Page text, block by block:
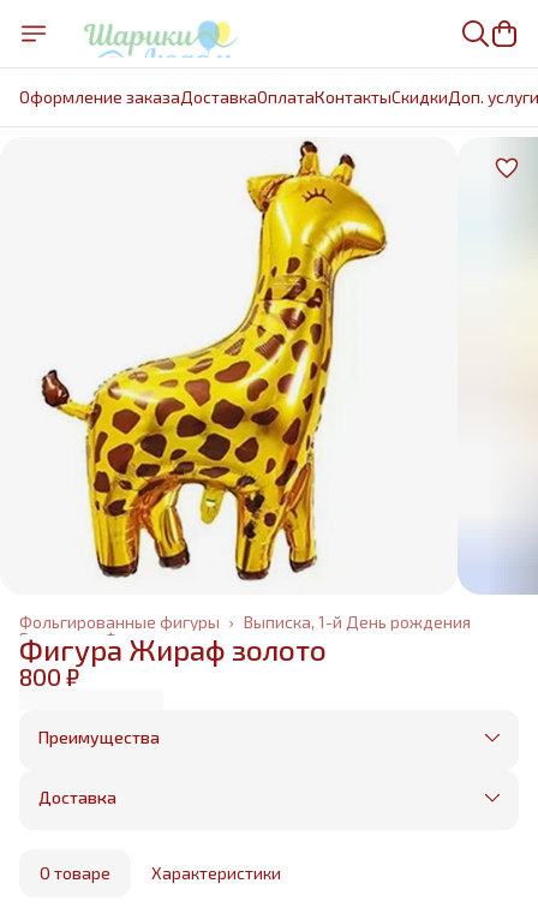
Оформление заказаДоставкаОплатаКонтактыCкидкиДоп. услуги
Выписка, 1-й День рождения
Фольгированные фигуры ›
Фольгированные шары
Главная
Фигура Жираф золото
800 ₽
Преимущества
Оплата частями в Сплит
Бесплатная доставка в пределах КАД
маркетплейса
Доставка
О товаре Характеристики